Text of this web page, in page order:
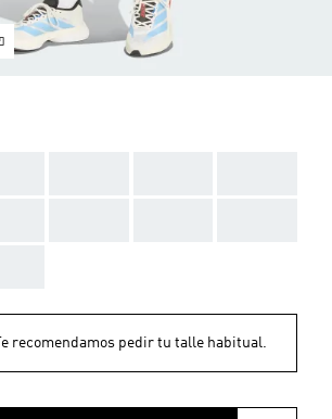
Te recomendamos pedir tu talle habitual.